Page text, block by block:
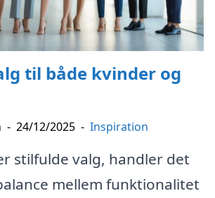
til både kvinder og
- 24/12/2025 - Inspiration
stilfulde valg, handler det
mellem funktionalitet